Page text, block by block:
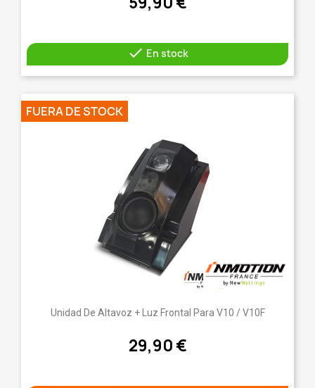
 En stock
Unidad De Altavoz + Luz Frontal Para V10 / V10F
29,90 €
FUERA DE STOCK